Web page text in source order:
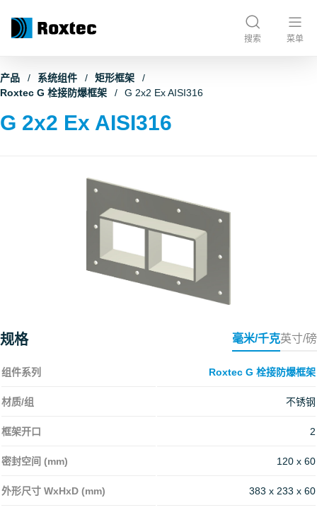
搜索 菜单
产品 系统组件
矩形框架
Roxtec G 栓接防爆框架
G 2x2 Ex AISI316
G 2x2 Ex AISI316
规格 毫米/千克英寸/磅
组件系列 Roxtec G 栓接防爆框架
材质/组 不锈钢
框架开口 2
密封空间 (mm) 120 x 60
外形尺寸 WxHxD (mm) 383 x 233 x 60